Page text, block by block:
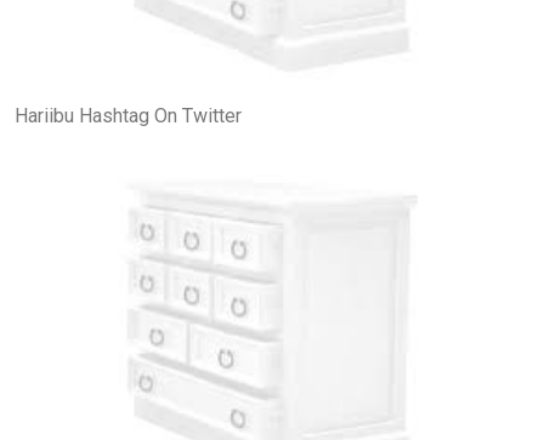
Hariibu Hashtag On Twitter